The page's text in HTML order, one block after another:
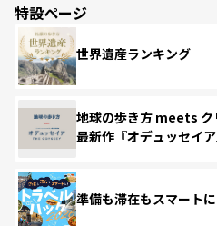
特設ページ
世界遺産ランキング
地球の歩き方 meets ク
最新作『オデュッセイア
準備も滞在もスマート